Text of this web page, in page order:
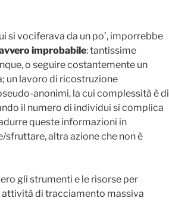
si vociferava da un po’, imporrebbe
improbabile: tantissime
o seguire costantemente un
un lavoro di ricostruzione
anonimi, la cui complessità è di
il numero di individui si complica
queste informazioni in
altra azione che non è
gli strumenti e le risorse per
di tracciamento massiva